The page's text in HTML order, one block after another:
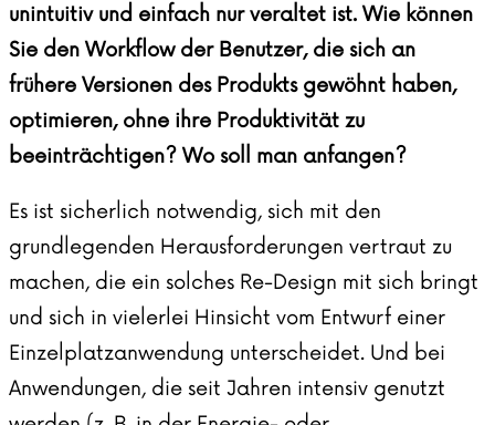
unintuitiv und einfach nur veraltet ist. Wie können
Sie den Workflow der Benutzer, die sich an
frühere Versionen des Produkts gewöhnt haben,
optimieren, ohne ihre Produktivität zu
beeinträchtigen? Wo soll man anfangen?
Es ist sicherlich notwendig, sich mit den
grundlegenden Herausforderungen vertraut zu
machen, die ein solches Re-Design mit sich bringt
und sich in vielerlei Hinsicht vom Entwurf einer
Einzelplatzanwendung unterscheidet. Und bei
Anwendungen, die seit Jahren intensiv genutzt